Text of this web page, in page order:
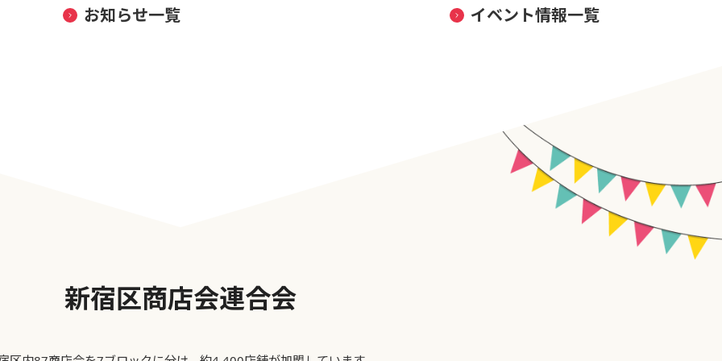
お知らせ一覧 イベント情報一覧
新宿区商店会連合会